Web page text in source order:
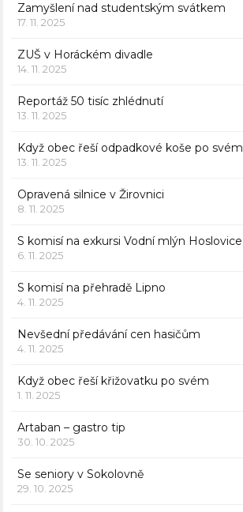
Zamyšlení nad studentským svátkem
17. 11. 2025
ZUŠ v Horáckém divadle
14. 11. 2025
Reportáž 50 tisíc zhlédnutí
13. 11. 2025
Když obec řeší odpadkové koše po svém
13. 11. 2025
Opravená silnice v Žirovnici
8. 11. 2025
S komisí na exkursi Vodní mlýn Hoslovice
6. 11. 2025
S komisí na přehradě Lipno
4. 11. 2025
Nevšední předávání cen hasičům
4. 11. 2025
Když obec řeší křižovatku po svém
1. 11. 2025
Artaban – gastro tip
30. 10. 2025
Se seniory v Sokolovně
29. 10. 2025